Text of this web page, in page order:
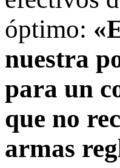
óptimo:
nuestra
para un
que no
armas